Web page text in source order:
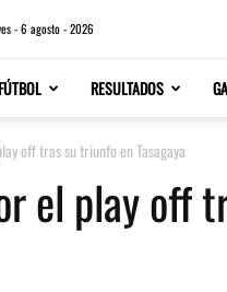
- 6 agosto - 2026
RESULTADOS
off tras su triunfo en Tasagaya
el play off